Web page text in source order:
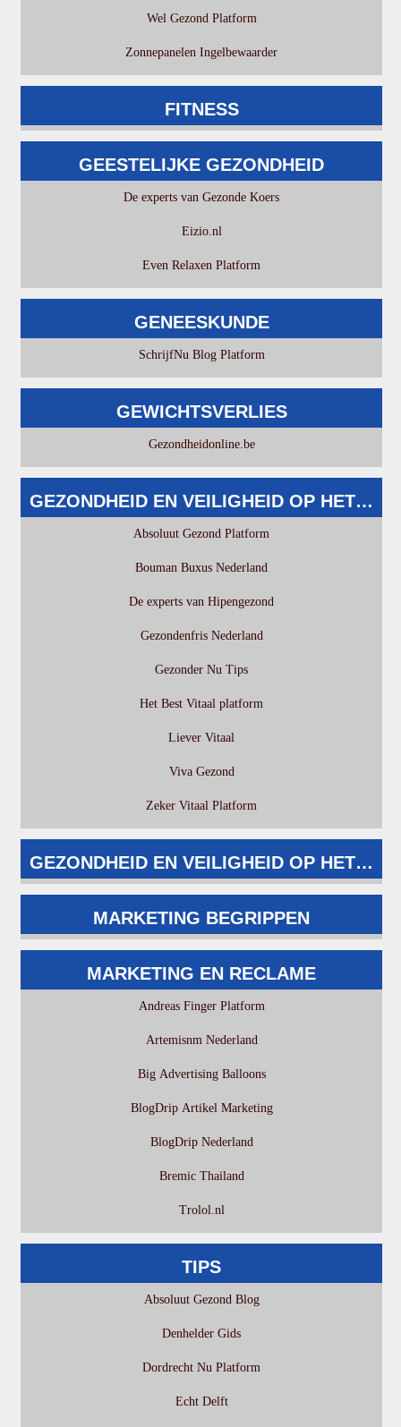
Wel Gezond Platform
Zonnepanelen Ingelbewaarder
FITNESS
GEESTELIJKE GEZONDHEID
De experts van Gezonde Koers
Eizio.nl
Even Relaxen Platform
GENEESKUNDE
SchrijfNu Blog Platform
GEWICHTSVERLIES
Gezondheidonline.be
GEZONDHEID EN VEILIGHEID OP HET
Absoluut Gezond Platform
Bouman Buxus Nederland
De experts van Hipengezond
Gezondenfris Nederland
Gezonder Nu Tips
Het Best Vitaal platform
Liever Vitaal
Viva Gezond
Zeker Vitaal Platform
GEZONDHEID EN VEILIGHEID OP HET
MARKETING BEGRIPPEN
MARKETING EN RECLAME
Andreas Finger Platform
Artemisnm Nederland
Big Advertising Balloons
BlogDrip Artikel Marketing
BlogDrip Nederland
Bremic Thailand
Trolol.nl
TIPS
Absoluut Gezond Blog
Denhelder Gids
Dordrecht Nu Platform
Echt Delft